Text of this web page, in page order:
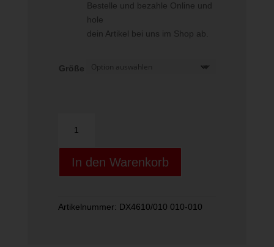
Bestelle und bezahle Online und
hole
dein Artikel bei uns im Shop ab.
Größe
Charge
Kids"
Soccer
Shin
In den Warenkorb
Artikelnummer: DX4610/010 010-010